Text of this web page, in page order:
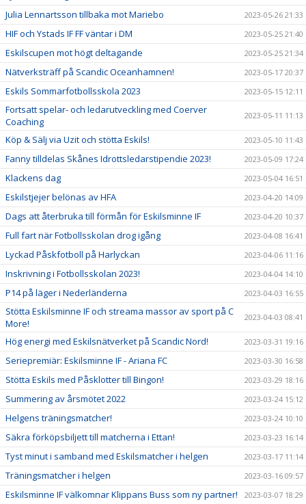
Julia Lennartsson tillbaka mot Mariebo 2023-05-26 21:33
HIF och Ystads IF FF väntar i DM 2023-05-25 21:40
Eskilscupen mot högt deltagande 2023-05-25 21:34
Nätverksträff på Scandic Oceanhamnen! 2023-05-17 20:37
Eskils Sommarfotbollsskola 2023 2023-05-15 12:11
Fortsatt spelar- och ledarutveckling med Coerver
Coaching
2023-05-11 11:13
Köp & Sälj via Uzit och stötta Eskils! 2023-05-10 11:43
Fanny tilldelas Skånes Idrottsledarstipendie 2023! 2023-05-09 17:24
Klackens dag 2023-05-04 16:51
Eskilstjejer belönas av HFA 2023-04-20 14:09
Dags att återbruka till förmån för Eskilsminne IF 2023-04-20 10:37
Full fart när Fotbollsskolan drog igång 2023-04-08 16:41
Lyckad Påskfotboll på Harlyckan 2023-04-06 11:16
Inskrivning i Fotbollsskolan 2023! 2023-04-04 14:10
P14 på läger i Nederländerna 2023-04-03 16:55
Stötta Eskilsminne IF och streama massor av sport på C
More!
2023-04-03 08:41
Hög energi med Eskilsnätverket på Scandic Nord! 2023-03-31 19:16
Seriepremiär: Eskilsminne IF - Ariana FC 2023-03-30 16:58
Stötta Eskils med Påsklotter till Bingon! 2023-03-29 18:16
Summering av årsmötet 2022 2023-03-24 15:12
Helgens träningsmatcher! 2023-03-24 10:10
Säkra förköpsbiljett till matcherna i Ettan! 2023-03-23 16:14
Tyst minut i samband med Eskilsmatcher i helgen 2023-03-17 11:14
Träningsmatcher i helgen 2023-03-16 09:57
Eskilsminne IF välkomnar Klippans Buss som ny partner! 2023-03-07 18:29